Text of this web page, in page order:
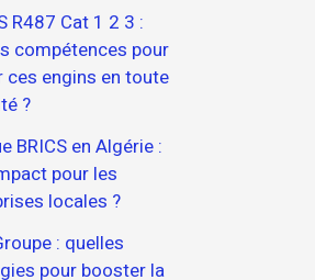
R487 Cat 1 2 3 :
compétences pour
ces engins en toute
?
BRICS en Algérie :
pour les
locales ?
: quelles
pour booster la